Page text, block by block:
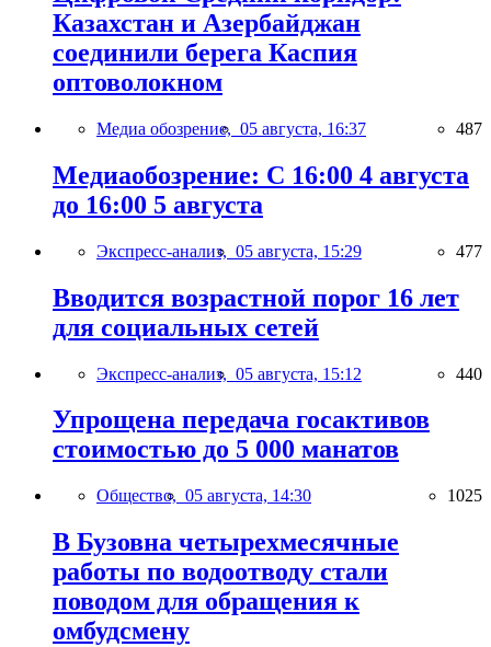
Казахстан и Азербайджан
соединили берега Каспия
оптоволокном
Медиа обозрение, 05 августа, 16:37 487
Медиаобозрение: С 16:00 4 августа
до 16:00 5 августа
Экспресс-анализ, 05 августа, 15:29 477
Вводится возрастной порог 16 лет
для социальных сетей
Экспресс-анализ, 05 августа, 15:12 440
Упрощена передача госактивов
стоимостью до 5 000 манатов
Общество, 05 августа, 14:30 1025
В Бузовна четырехмесячные
работы по водоотводу стали
поводом для обращения к
омбудсмену